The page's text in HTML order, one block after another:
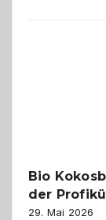
Bio
der
29. Mai 2026